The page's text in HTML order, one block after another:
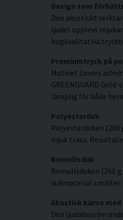
Design som
Den akustiskt
ljudet upplevs
högkvalitativa
Premiumtryck på
Motivet Lovers
GREENGUARD
lämplig för både
Polyesterduk
Polyesterduken
mjuk trasa.
Bomullsduk
Bomullsduken (260
dukmaterial smälter
Akustisk kärna
Den